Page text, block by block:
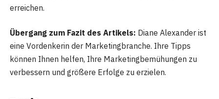
erreichen.
Übergang zum Fazit des Artikels: Diane Alexander ist
eine Vordenkerin der Marketingbranche. Ihre Tipps
können Ihnen helfen, Ihre Marketingbemühungen zu
verbessern und größere Erfolge zu erzielen.